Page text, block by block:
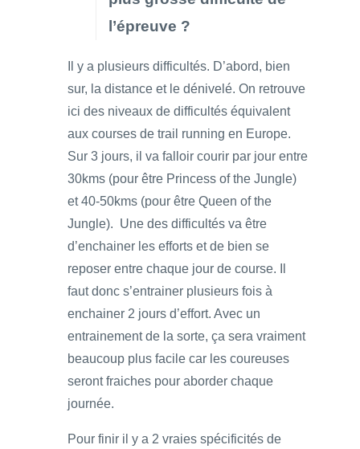
l’épreuve ?
Il y a plusieurs difficultés. D’abord, bien
sur, la distance et le dénivelé. On retrouve
ici des niveaux de difficultés équivalent
aux courses de trail running en Europe.
Sur 3 jours, il va falloir courir par jour entre
30kms (pour être Princess of the Jungle)
et 40-50kms (pour être Queen of the
Jungle). Une des difficultés va être
d’enchainer les efforts et de bien se
reposer entre chaque jour de course. Il
faut donc s’entrainer plusieurs fois à
enchainer 2 jours d’effort. Avec un
entrainement de la sorte, ça sera vraiment
beaucoup plus facile car les coureuses
seront fraiches pour aborder chaque
journée.
Pour finir il y a 2 vraies spécificités de